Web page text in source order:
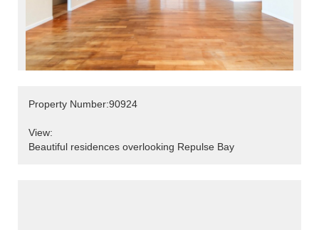
Property Number:90924
View:
Beautiful residences overlooking Repulse Bay